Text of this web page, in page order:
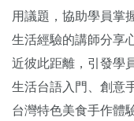
用議題，協助學員掌
生活經驗的講師分享
近彼此距離，引發學
生活台語入門、創意
台灣特色美食手作體